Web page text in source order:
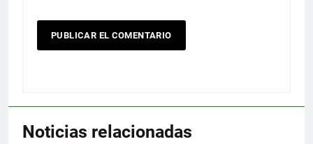
Noticias relacionadas